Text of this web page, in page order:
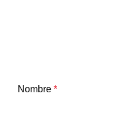
Nombre *